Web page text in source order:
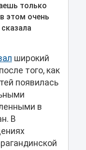
только
этом очень
широкий
того, как
появилась
в
В